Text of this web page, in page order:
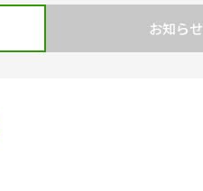
お知らせ